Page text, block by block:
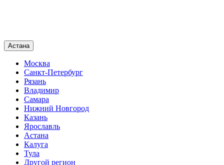
Астана
Москва
Санкт-Петербург
Рязань
Владимир
Самара
Нижний Новгород
Казань
Ярославль
Астана
Калуга
Тула
Другой регион